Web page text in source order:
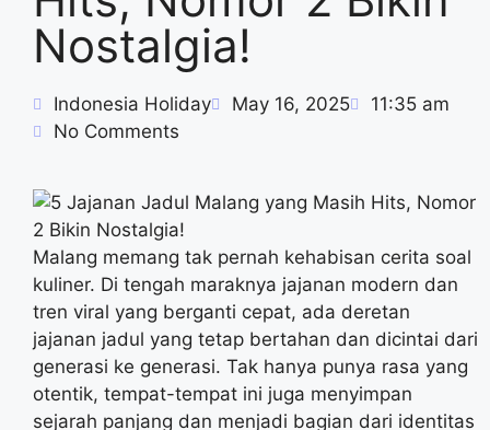
Nostalgia!
Indonesia Holiday May 16, 2025
11:35 am
No Comments
Malang memang tak pernah kehabisan cerita soal
kuliner. Di tengah maraknya jajanan modern dan
tren viral yang berganti cepat, ada deretan
jajanan jadul yang tetap bertahan dan dicintai dari
generasi ke generasi. Tak hanya punya rasa yang
otentik, tempat-tempat ini juga menyimpan
sejarah panjang dan menjadi bagian dari identitas